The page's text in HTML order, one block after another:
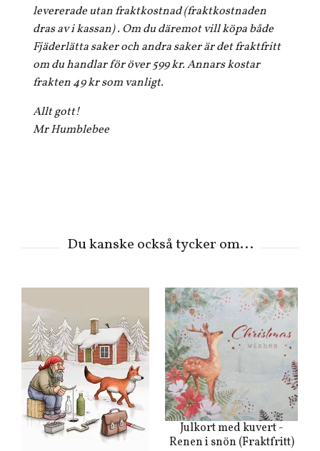
levererade utan fraktkostnad (fraktkostnaden
dras av i kassan) . Om du däremot vill köpa både
Fjäderlätta saker och andra saker är det fraktfritt
om du handlar för över 599 kr. Annars kostar
frakten 49 kr som vanligt.
Allt gott!
Mr Humblebee
Julkort med kuvert -
Renen i snön (Fraktfritt)